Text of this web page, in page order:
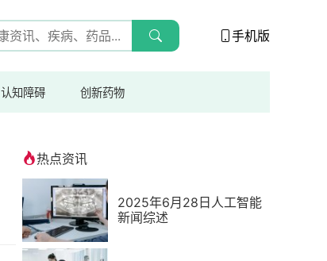
手机版
认知障碍 创新药物
热点资讯
2025年6月28日人工智能
新闻综述